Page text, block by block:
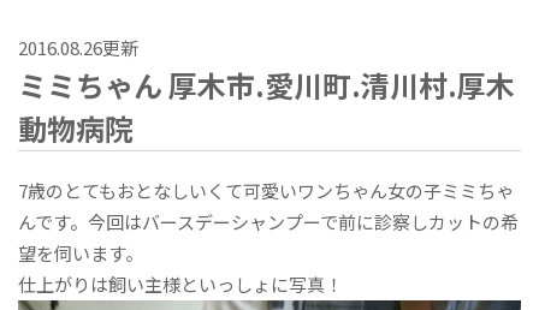
2016.08.26更新
ミミちゃん 厚木市.愛川町.清川村.厚木
動物病院
7歳のとてもおとなしいくて可愛いワンちゃん女の子ミミちゃ
んです。今回はバースデーシャンプーで前に診察しカットの希
望を伺います。
仕上がりは飼い主様といっしょに写真！